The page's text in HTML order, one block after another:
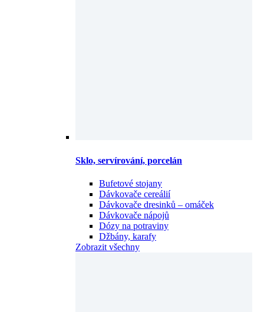
Sklo, servírování, porcelán
Bufetové stojany
Dávkovače cereálií
Dávkovače dresinků – omáček
Dávkovače nápojů
Dózy na potraviny
Džbány, karafy
Zobrazit všechny